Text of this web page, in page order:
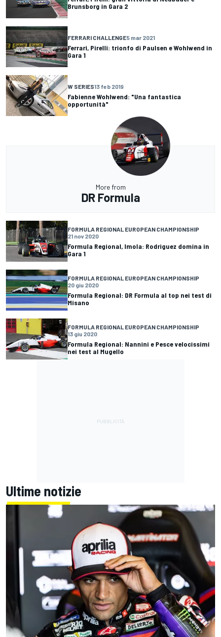
Brunsborg in Gara 2
FERRARI CHALLENGE5 mar 2021
Ferrari, Pirelli: trionfo di Paulsen e Wohlwend in
Gara 1
W SERIES13 feb 2019
Fabienne Wohlwend: "Una fantastica
opportunità"
More from
DR Formula
FORMULA REGIONAL EUROPEAN CHAMPIONSHIP
21 nov 2020
Formula Regional, Imola: Rodriguez domina in
Gara 1
FORMULA REGIONAL EUROPEAN CHAMPIONSHIP
20 giu 2020
Formula Regional: DR Formula al top nei test di
Misano
FORMULA REGIONAL EUROPEAN CHAMPIONSHIP
13 giu 2020
Formula Regional: Nannini e Pesce velocissimi
nei test al Mugello
Ultime notizie